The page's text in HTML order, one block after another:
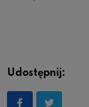
Udostępnij: